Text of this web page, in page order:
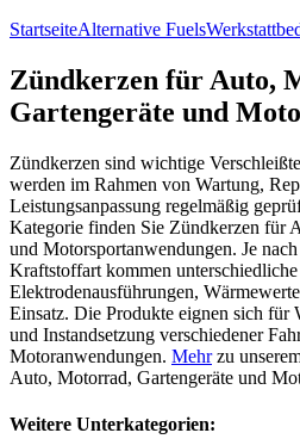
StartseiteAlternative Fuels
Zündkerzen für Auto,
Gartengeräte und
Zündkerzen sind wichtige
werden im Rahmen von Wartung,
Leistungsanpassung regelmäßig
Kategorie finden Sie Zündkerzen für
und Motorsportanwendungen. Je
Kraftstoffart kommen
Elektrodenausführungen,
Einsatz. Die Produkte eignen sich für
und Instandsetzung verschiedener
Motoranwendungen. Mehrzu
Auto, Motorrad, Gartengeräte und
Weitere Unterkategorien: